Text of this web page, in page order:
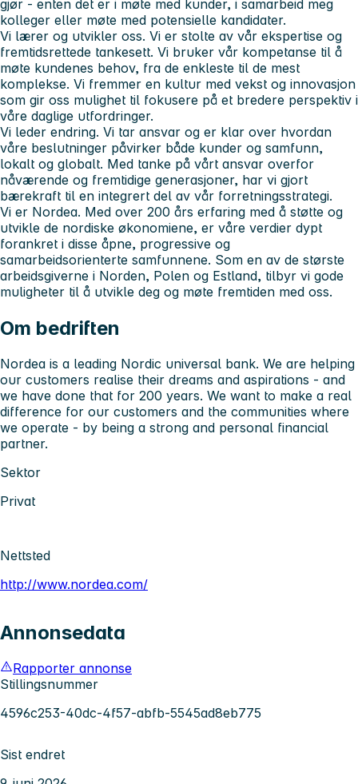
gjør - enten det er i møte med kunder, i samarbeid meg
kolleger eller møte med potensielle kandidater.
Vi lærer og utvikler oss. Vi er stolte av vår ekspertise og
fremtidsrettede tankesett. Vi bruker vår kompetanse til å
møte kundenes behov, fra de enkleste til de mest
komplekse. Vi fremmer en kultur med vekst og innovasjon
som gir oss mulighet til fokusere på et bredere perspektiv i
våre daglige utfordringer.
Vi leder endring. Vi tar ansvar og er klar over hvordan
våre beslutninger påvirker både kunder og samfunn,
lokalt og globalt. Med tanke på vårt ansvar overfor
nåværende og fremtidige generasjoner, har vi gjort
bærekraft til en integrert del av vår forretningsstrategi.
Vi er Nordea. Med over 200 års erfaring med å støtte og
utvikle de nordiske økonomiene, er våre verdier dypt
forankret i disse åpne, progressive og
samarbeidsorienterte samfunnene. Som en av de største
arbeidsgiverne i Norden, Polen og Estland, tilbyr vi gode
muligheter til å utvikle deg og møte fremtiden med oss.
Om bedriften
Nordea is a leading Nordic universal bank. We are helping
our customers realise their dreams and aspirations - and
we have done that for 200 years. We want to make a real
difference for our customers and the communities where
we operate - by being a strong and personal financial
partner.
Sektor
Privat
Nettsted
http://www.nordea.com/
Annonsedata
Rapporter annonse
Stillingsnummer
4596c253-40dc-4f57-abfb-5545ad8eb775
Sist endret